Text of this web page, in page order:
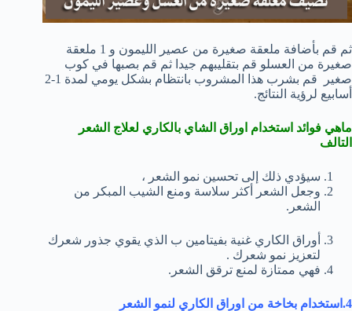
ثم قم بأضافة ملعقة صغيرة من عصير الليمون و 1 ملعقة
صغيرة من العسلو قم بتقليبهم جيدا ثم قم بصبها في كوب
صغير قم بشرب هذا المشروب بانتظام بشكل يومي لمدة 1-2
أسابيع لرؤية النتائج.
ماهي فوائد استخدام اوراق الشاي بالكاري لعلاج الشعر
التالف
سيؤدي ذلك إلى تحسين نمو الشعر ،
وجعل الشعر أكثر سلاسة ومنع الشيب المبكر من
الشعر.
أوراق الكاري غنية بفيتامين ب الذي يقوي جذور شعرك
لتعزيز نمو شعرك .
فهي ممتازة لمنع ترقق الشعر.
4.استخدام بخاخة من اوراق الكاري لنمو الشعر